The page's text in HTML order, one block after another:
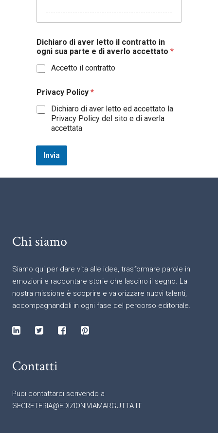
Dichiaro di aver letto il contratto in
ogni sua parte e di averlo accettato *
Accetto il contratto
Privacy Policy *
Dichiaro di aver letto ed accettato la
Privacy Policy del sito e di averla
accettata
Invia
Chi siamo
Siamo qui per dare vita alle idee, trasformare parole in
emozioni e raccontare storie che lascino il segno. La
nostra missione è scoprire e valorizzare nuovi talenti,
accompagnandoli in ogni fase del percorso editoriale.
Contatti
Puoi contattarci scrivendo a
SEGRETERIA@EDIZIONIVIAMARGUTTA.IT